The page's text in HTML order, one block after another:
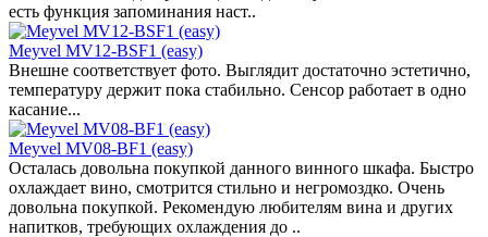
есть функция запоминания наст..
Meyvel MV12-BSF1 (easy)
Внешне соответствует фото. Выглядит достаточно эстетично,
температуру держит пока стабильно. Сенсор работает в одно
касание...
Meyvel MV08-BF1 (easy)
Осталась довольна покупкой данного винного шкафа. Быстро
охлаждает вино, смотрится стильно и негромоздко. Очень
довольна покупкой. Рекомендую любителям вина и других
напитков, требующих охлаждения до ..